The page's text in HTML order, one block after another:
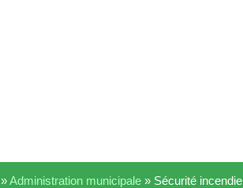
»Administration municipale » Sécurité incendie